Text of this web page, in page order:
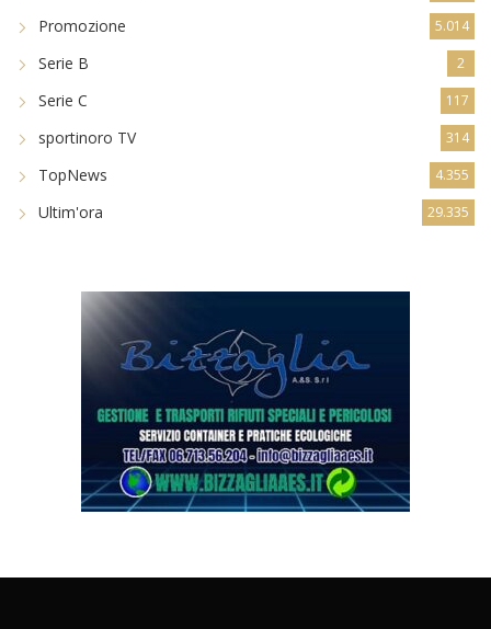
Promozione 5.014
Serie B 2
Serie C 117
sportinoro TV 314
TopNews 4.355
Ultim'ora 29.335